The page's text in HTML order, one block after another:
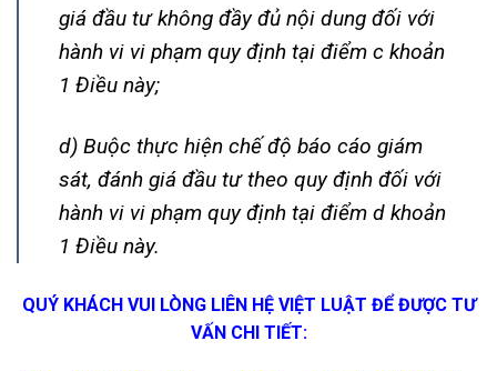
giá đầu tư không đầy đủ nội dung đối với
hành vi vi phạm quy định tại điểm c khoản
1 Điều này;
d) Buộc thực hiện chế độ báo cáo giám
sát, đánh giá đầu tư theo quy định đối với
hành vi vi phạm quy định tại điểm d khoản
1 Điều này.
QUÝ KHÁCH VUI LÒNG LIÊN HỆ VIỆT LUẬT ĐỂ ĐƯỢC TƯ
VẤN CHI TIẾT: